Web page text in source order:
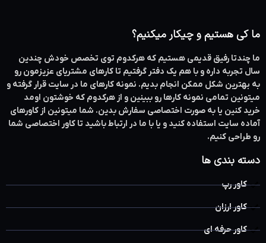
ما کی هستیم و چیکار میکنیم؟
ما چندتا رفیق قدیمی هستیم که هرکدوم توی تخصص خودش چندین
سال تجربه داره و با هم یک دفتر گرفتیم تا کارهای مشتریای عزیزمون رو
به بهترین شکل ممکن انجام بدیم. نمونه کارهای ما در سایت قرار گرفته و
میتونین تمامی نمونه کارها رو ببینین و از هرکدوم که خوشتون اومد
خرید کنین یا به صورت اختصاصی سفارش بدین. شما میتونین از کاورهای
آماده سایت استفاده کنید و یا با ما در ارتباط باشید تا کاور اختصاصی شما
رو طراحی کنیم.
دسته بندی ها
کاور رپ
کاور ارزان
کاور حرفه ای